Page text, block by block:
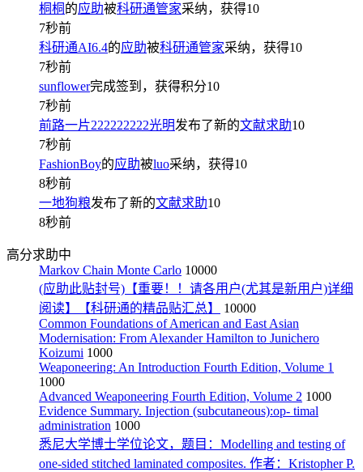
桐桐 的应助被科研通管家采纳，获得10
7秒前
科研通AI6.4的应助被科研通管家采纳，获得10
7秒前
sunflower完成签到，获得积分10
7秒前
前路一片222222222光明发布了新的文献求助10
7秒前
FashionBoy的应助被luo采纳，获得10
8秒前
一地狗粮发布了新的文献求助10
8秒前
高分求助中
Markov Chain Monte Carlo 10000
(应助此贴封号)【重要！！请各用户(尤其是新用户)详细
阅读】【科研通的精品贴汇总】
10000
Common Foundations of American and East Asian
Modernisation: From Alexander Hamilton to Junichero
Koizumi 1000
Weaponeering: An Introduction Fourth Edition, Volume 1
1000
Advanced Weaponeering Fourth Edition, Volume 2 1000
Evidence Summary. Injection (subcutaneous):op- timal
administration 1000
悉尼大学博士学位论文，题目：Modelling and testing of
one-sided stitched laminated composites. 作者：Kristopher P.